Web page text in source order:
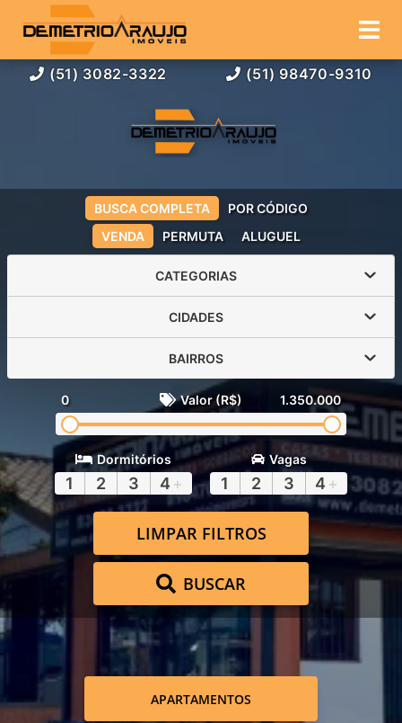
(51) 3082-3322 (51) 98470-9310
VENDA PERMUTA ALUGUEL
BUSCA COMPLETA POR CÓDIGO
CATEGORIAS
CIDADES
BAIRROS
0 Valor (R$) 1.350.000
Dormitórios
1 2 3 4 +
Vagas
1 2 3 4 +
LIMPAR FILTROS
BUSCAR
APARTAMENTOS